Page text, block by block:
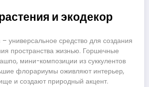
и экодекор
универсальное средство для создания
пространства жизнью. Горшечные
мини-композиции из суккулентов
флорариумы оживляют интерьер,
и создают природный акцент.